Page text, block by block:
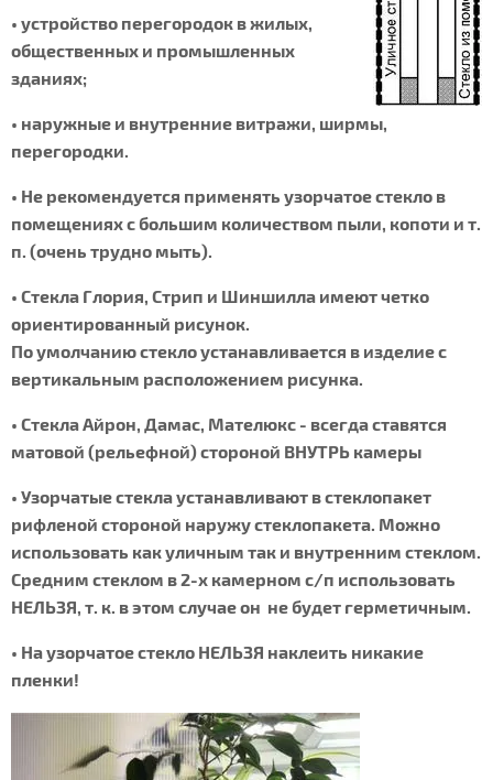
• устройство перегородок в жилых,
общественных и промышленных
зданиях;
• наружные и внутренние витражи, ширмы,
перегородки.
• Не рекомендуется применять узорчатое стекло в
помещениях с большим количеством пыли, копоти и т.
п. (очень трудно мыть).
• Стекла Глория, Стрип и Шиншилла имеют четко
ориентированный рисунок.
По умолчанию стекло устанавливается в изделие с
вертикальным расположением рисунка.
• Стекла Айрон, Дамас, Мателюкс - всегда ставятся
матовой (рельефной) стороной ВНУТРЬ камеры
• Узорчатые стекла устанавливают в стеклопакет
рифленой стороной наружу стеклопакета. Можно
использовать как уличным так и внутренним стеклом.
Средним стеклом в 2-х камерном с/п использовать
НЕЛЬЗЯ, т. к. в этом случае он не будет герметичным.
• На узорчатое стекло НЕЛЬЗЯ наклеить никакие
пленки!